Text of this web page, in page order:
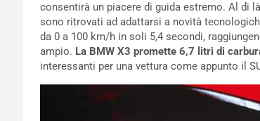
consentirà un piacere di guida estremo. Al di
sono ritrovati ad adattarsi a novità
da 0 a 100 km/h in soli 5,4 secondi,
ampio. La BMW X3 promette 6,7 litri di
interessanti per una vettura come appunto il